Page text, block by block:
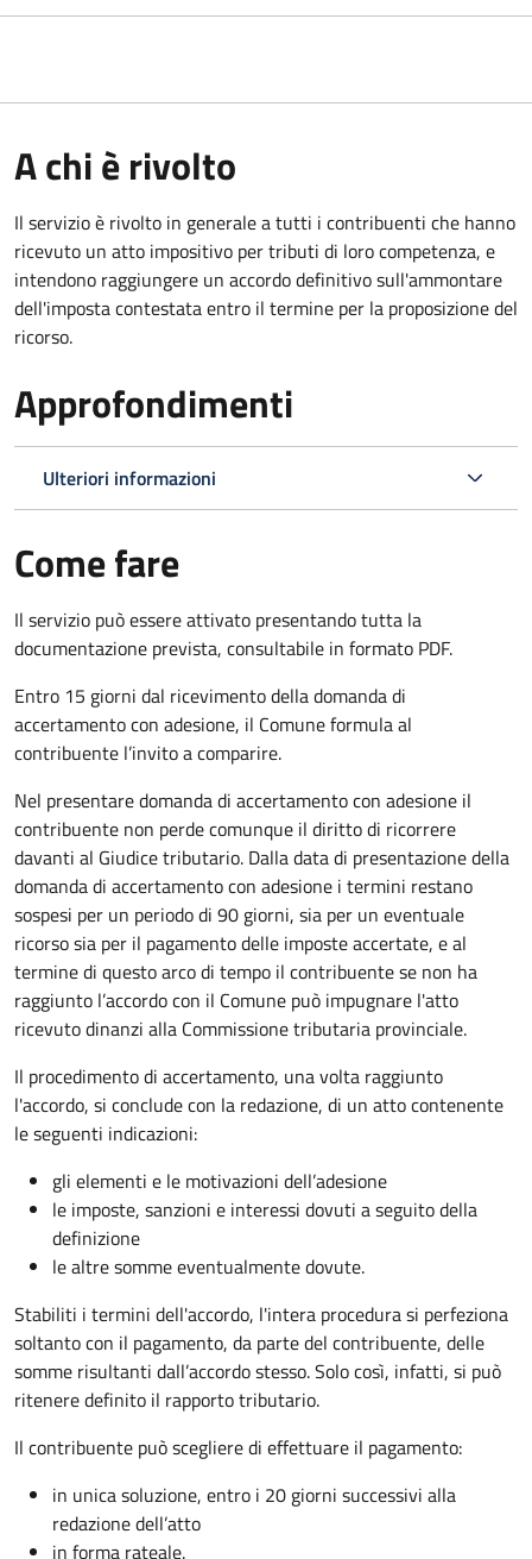
A chi è rivolto
Il servizioè rivolto in generale a tutti i contribuenti che hanno
ricevuto un atto impositivo per tributi di loro competenza, e
intendono raggiungere un accordo definitivo sull'ammontare
dell'imposta contestata entro il termine per la proposizione del
ricorso.
Approfondimenti
Ulteriori informazioni
Come fare
Il servizio può essere attivato presentando tutta la
documentazione prevista, consultabile in formato PDF.
Entro 15 giorni dal ricevimento della domanda di
accertamento con adesione, il Comune formula al
contribuente l’invito a comparire.
Nel presentare domanda di accertamento con adesione il
contribuente non perde comunque il diritto di ricorrere
davanti al Giudice tributario. Dalla data di presentazione della
domanda di accertamento con adesione i termini restano
sospesi per un periodo di 90 giorni, sia per un eventuale
ricorso sia per il pagamento delle imposte accertate, e al
termine di questo arco di tempo il contribuente se non ha
raggiunto l’accordo con il Comune può impugnare l'atto
ricevuto dinanzi alla Commissione tributaria provinciale.
Il procedimento di accertamento, una volta raggiunto
l'accordo, si conclude con la redazione, di un atto contenente
le seguenti indicazioni:
gli elementi e le motivazioni dell’adesione
le imposte, sanzioni e interessi dovuti a seguito della
definizione
le altre somme eventualmente dovute.
Stabiliti i termini dell'accordo, l'intera procedura si perfeziona
soltanto con il pagamento, da parte del contribuente, delle
somme risultanti dall’accordo stesso. Solo così, infatti, si può
ritenere definito il rapporto tributario.
Il contribuente può scegliere di effettuare il pagamento:
in unica soluzione, entro i 20 giorni successivi alla
redazione dell’atto
in forma rateale.